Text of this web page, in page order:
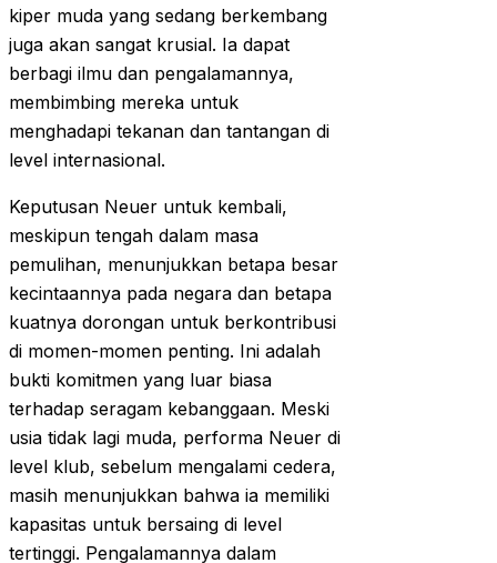
kiper muda yang sedang berkembang
juga akan sangat krusial. Ia dapat
berbagi ilmu dan pengalamannya,
membimbing mereka untuk
menghadapi tekanan dan tantangan di
level internasional.
Keputusan Neuer untuk kembali,
meskipun tengah dalam masa
pemulihan, menunjukkan betapa besar
kecintaannya pada negara dan betapa
kuatnya dorongan untuk berkontribusi
di momen-momen penting. Ini adalah
bukti komitmen yang luar biasa
terhadap seragam kebanggaan. Meski
usia tidak lagi muda, performa Neuer di
level klub, sebelum mengalami cedera,
masih menunjukkan bahwa ia memiliki
kapasitas untuk bersaing di level
tertinggi. Pengalamannya dalam